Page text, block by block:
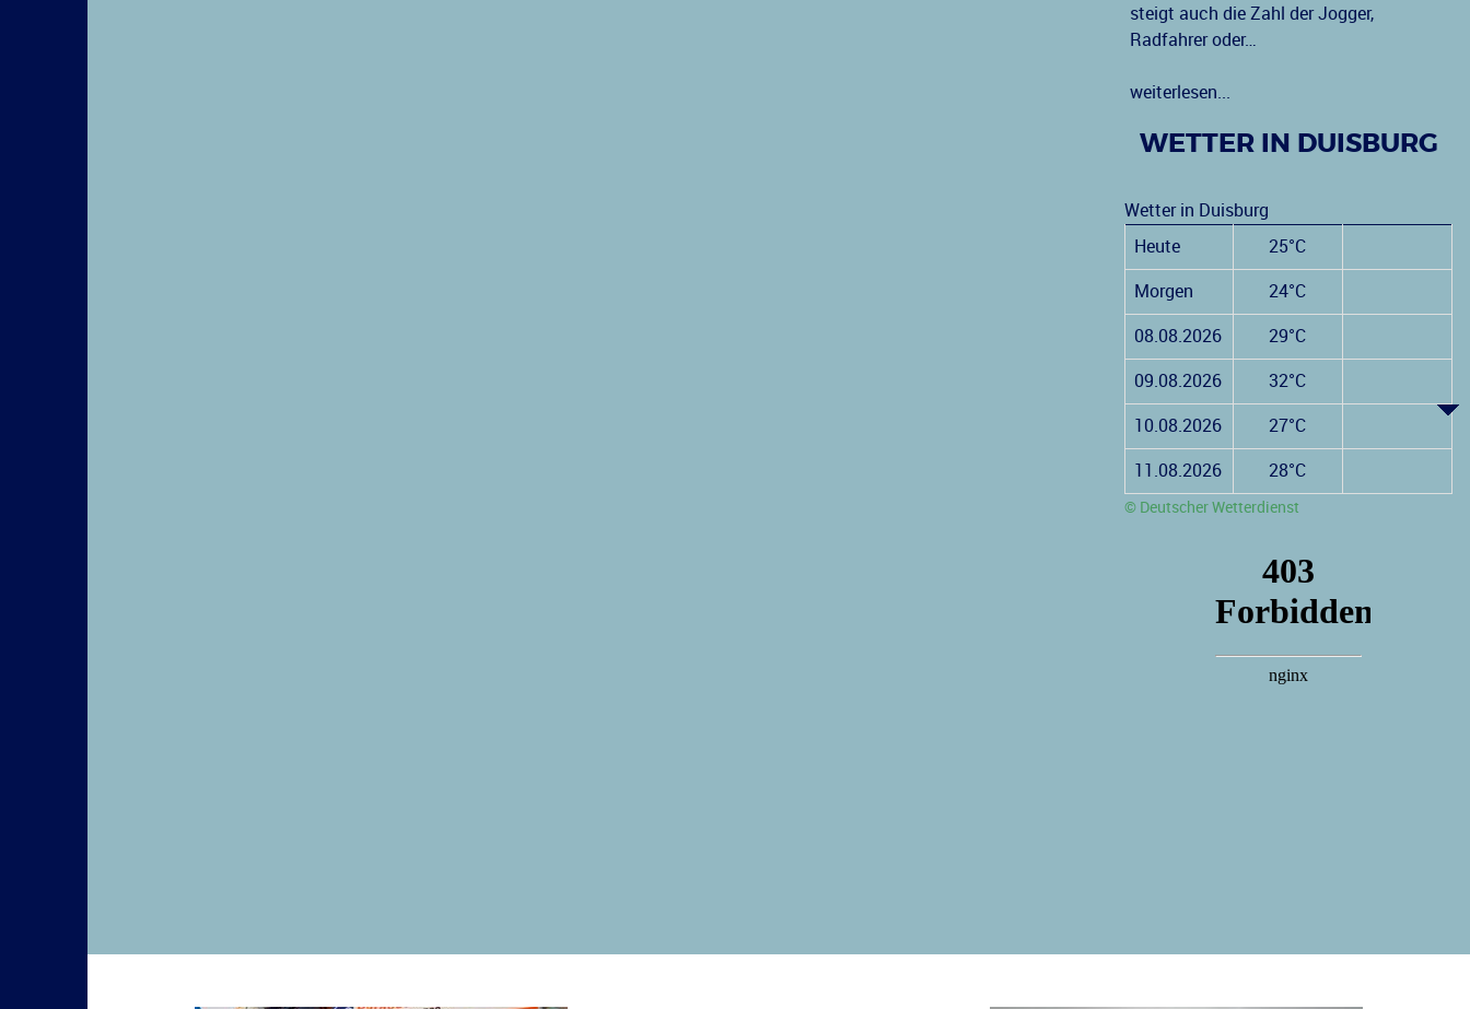
steigt auch die Zahl der Jogger,
Radfahrer oder…
weiterlesen...
WETTER IN DUISBURG
Wetter in Duisburg
Heute
25°C
Morgen 24°C
08.08.2026 29°C
09.08.2026 32°C
10.08.2026 27°C
11.08.2026 28°C
© Deutscher Wetterdienst